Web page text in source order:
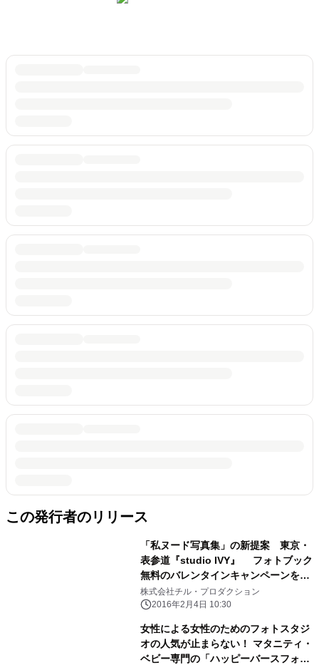
この発行者のリリース
「私ヌード写真集」の新提案 東京・
表参道『studio IVY』 フォトブック
無料のバレンタインキャンペーンを2
月28日まで実施
株式会社チル・プロダクション
2016年2月4日 10:30
女性による女性のためのフォトスタジ
オの人気が止まらない！ マタニティ・
ベビー専門の「ハッピーバースフォト